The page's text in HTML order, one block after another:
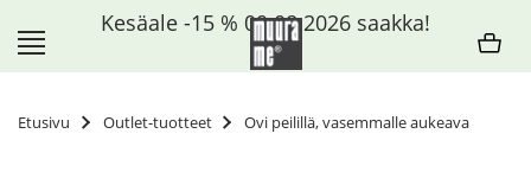
sisältöön
Etusivu Outlet-tuotteet Ovi peilillä, vasemmalle aukeava
Kesäale -15 % 09.08.2026 saakka!